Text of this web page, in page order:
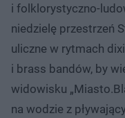
i folklorystyczno-
niedzielę przestrzeń
uliczne w rytmach
i brass bandów, by
widowisku
na wodzie z